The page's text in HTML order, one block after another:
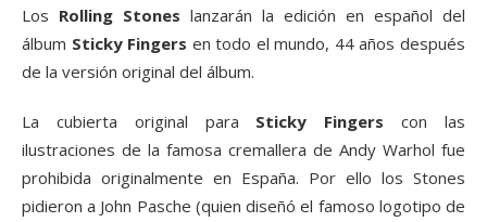
Los Rolling Stones lanzarán la edición en español del
álbum Sticky Fingers en todo el mundo, 44 ​​años después
de la versión original del álbum.
La cubierta original para Sticky Fingerscon las
ilustraciones de la famosa cremallera de Andy Warhol fue
prohibida originalmente en España. Por ello los Stones
pidieron a John Pasche (quien diseñó el famoso logotipo de